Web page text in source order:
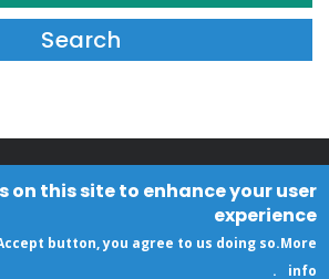
on this site to enhance your user
experience
button, you agree to us doing so.More
info
.